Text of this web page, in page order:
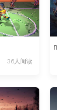
36人阅读